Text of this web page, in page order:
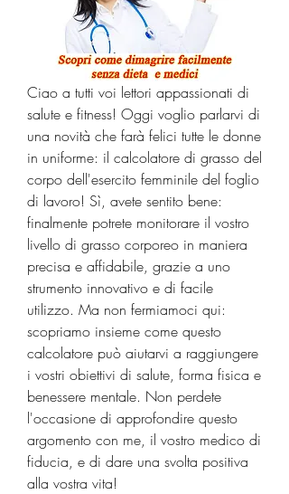
Ciao a tutti voi lettori appassionati di
salute e fitness! Oggi voglio parlarvi di
una novità che farà felici tutte le donne
in uniforme: il calcolatore di grasso del
corpo dell'esercito femminile del foglio
di lavoro! Sì, avete sentito bene:
finalmente potrete monitorare il vostro
livello di grasso corporeo in maniera
precisa e affidabile, grazie a uno
strumento innovativo e di facile
utilizzo. Ma non fermiamoci qui:
scopriamo insieme come questo
calcolatore può aiutarvi a raggiungere
i vostri obiettivi di salute, forma fisica e
benessere mentale. Non perdete
l'occasione di approfondire questo
argomento con me, il vostro medico di
fiducia, e di dare una svolta positiva
alla vostra vita!